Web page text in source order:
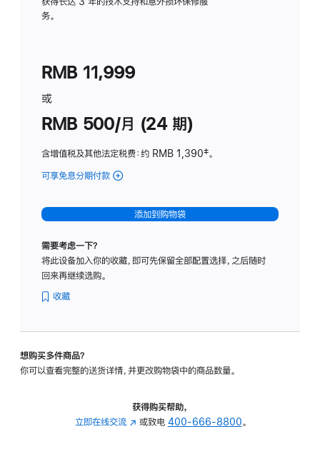
务。
RMB 11,999
或
RMB 500/月 (24 期)
含增值税及其他法定税费：约 RMB 1,390脚
‡。
可享免息分期付款 (Studio
-
标
璃
转
的
添加到购物袋
需要考虑一下？
将此设备加入你的收藏，即可先保留全部配置选择，之后随时
回来再继续选购。
收藏
想购买多件商品？
你可以查看完整的送货详情，并更改购物袋中的商品数量。
获得购买帮助，
立即在线交流 (在 或致电 400-666-8800。